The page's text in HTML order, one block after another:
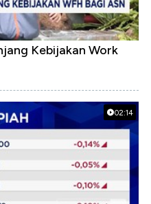
Kebijakan Work
02:14